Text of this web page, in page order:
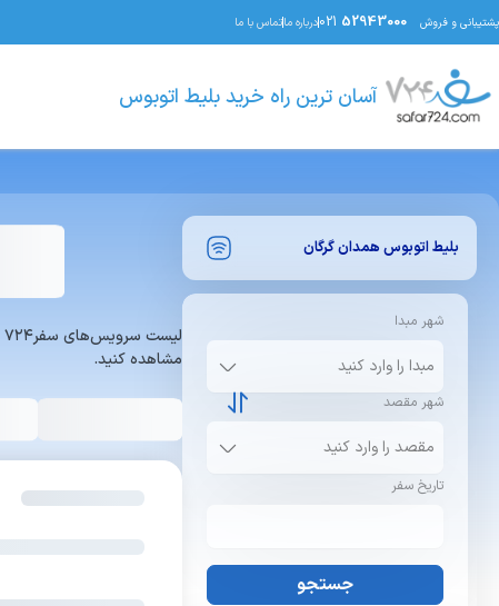
پشتیبانی و فروش 021 52943000 درباره ماتماس با ما
آسان ترین راه خرید بلیط اتوبوس
بلیط اتوبوس همدانگرگان
شهر مبدا
شهر مقصد
تاریخ سفر
جستجو
مشاهده کنید.